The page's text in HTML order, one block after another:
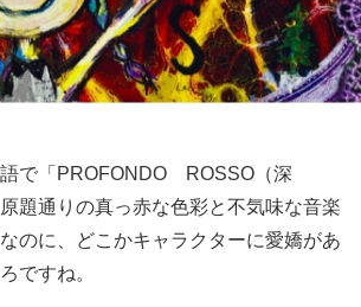
で 「 PROFONDO ROSSO （深
題通りの真っ赤な色彩と不気味な音楽
のに、どこかキャラクターに愛嬌があ
ですね。